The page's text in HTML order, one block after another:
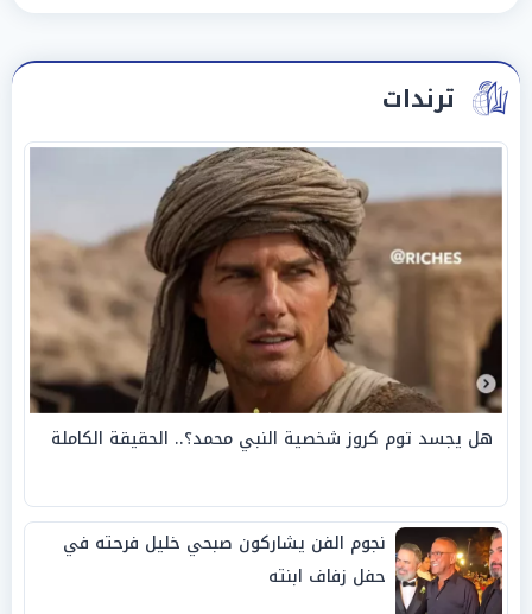
ترندات
هل يجسد توم كروز شخصية النبي محمد؟.. الحقيقة الكاملة
نجوم الفن يشاركون صبحي خليل فرحته في
حفل زفاف ابنته